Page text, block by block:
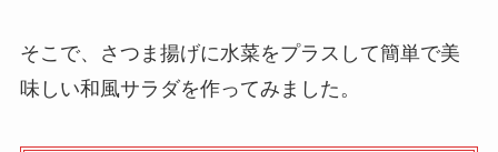
そこで、さつま揚げに水菜をプラスして簡単で美
味しい和風サラダを作ってみました。